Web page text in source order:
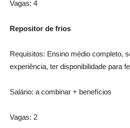
Vagas: 4
Repositor de frios
Requisitos: Ensino médio completo,
experiência, ter disponibilidade para
Salário: a combinar + benefícios
Vagas: 2